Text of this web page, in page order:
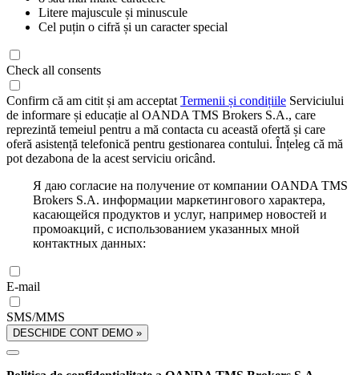
Litere majuscule și minuscule
Cel puțin o cifră și un caracter special
Check all consents
Confirm că am citit și am acceptat Termenii și condițiile Serviciului
de informare și educație al OANDA TMS Brokers S.A., care
reprezintă temeiul pentru a mă contacta cu această ofertă și care
oferă asistență telefonică pentru gestionarea contului. Înțeleg că mă
pot dezabona de la acest serviciu oricând.
Я даю согласие на получение от компании OANDA TMS
Brokers S.A. информации маркетингового характера,
касающейся продуктов и услуг, например новостей и
промоакций, с использованием указанных мной
контактных данных:
E-mail
SMS/MMS
DESCHIDE CONT DEMO »